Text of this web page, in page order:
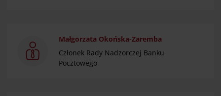
Małgorzata Okońska-Zaremba
Członek Rady Nadzorczej Banku
Pocztowego